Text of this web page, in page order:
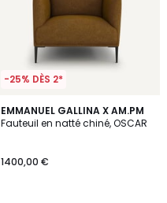
-25% DÈS 2*
EMMANUEL GALLINA X AM.PM
Fauteuil en natté chiné, OSCAR
1400,00 €
2
Couleurs